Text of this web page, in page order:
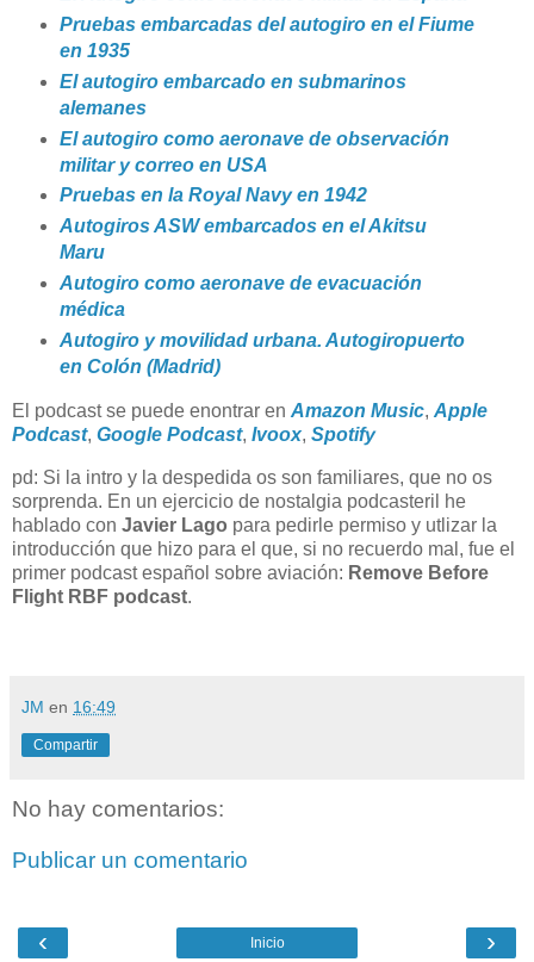
Pruebas embarcadas del autogiro en el Fiume
en 1935
El autogiro embarcado en submarinos
alemanes
El autogiro como aeronave de observación
militar y correo en USA
Pruebas en la Royal Navy en 1942
Autogiros ASW embarcados en el Akitsu
Maru
Autogiro como aeronave de evacuación
médica
Autogiro y movilidad urbana. Autogiropuerto
en Colón (Madrid)
El podcast se puede enontrar en Amazon Music, Apple
Podcast, Google Podcast, Ivoox, Spotify
pd: Si la intro y la despedida os son familiares, que no os
sorprenda. En un ejercicio de nostalgia podcasteril he
hablado con Javier Lago para pedirle permiso y utlizar la
introducción que hizo para el que, si no recuerdo mal, fue el
primer podcast español sobre aviación: Remove Before
Flight RBF podcast.
JM en 16:49
Compartir
No hay comentarios:
Publicar un comentario
‹ ›
Inicio